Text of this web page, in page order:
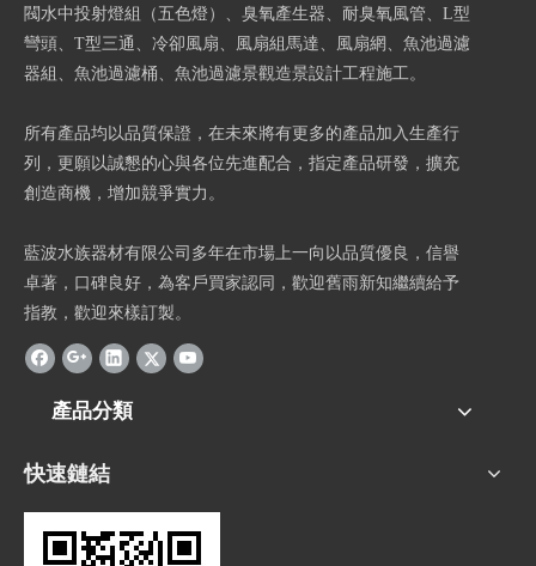
閥水中投射燈組（五色燈）、臭氧產生器、耐臭氧風管、L型
彎頭、T型三通、冷卻風扇、風扇組馬達、風扇網、魚池過濾
器組、魚池過濾桶、魚池過濾景觀造景設計工程施工。
所有產品均以品質保證，在未來將有更多的產品加入生產行
列，更願以誠懇的心與各位先進配合，指定產品研發，擴充
創造商機，增加競爭實力。
藍波水族器材有限公司多年在市場上一向以品質優良，信譽
卓著，口碑良好，為客戶買家認同，歡迎舊雨新知繼續給予
指教，歡迎來樣訂製。
產品分類
快速鏈結